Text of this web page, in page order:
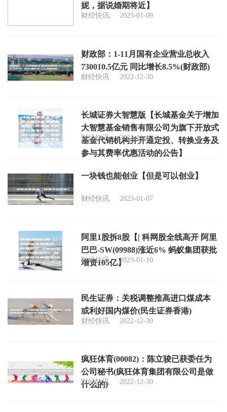
妮，据说婚期将近】
财经快讯 2023-01-09
财政部：1-11月国有企业营业总收入
730010.5亿元 同比增长8.5%(财政部)
财经快讯 2022-12-30
长城证券大智慧版【长城基金关于增加
大智慧基金销售有限公司为旗下开放式
基金代销机构并开通定投、转换业务及
参与其费率优惠活动的公告】
财经快讯 2023-01-12
一块钱也能创业【但是可以创业】
财经快讯 2023-01-07
阿里1股拆8股【| 科网股全线高开 阿里
巴巴-SW(09988)涨近6% 蚂蚁集团获批
增资105亿】
财经快讯 2023-01-10
民生证券：关税调整推高进口煤成本
或利好国内煤价(民生证券香港)
财经快讯 2022-12-30
疯狂体育(00082)：陈立骏已获委任为
公司秘书(疯狂体育集团有限公司是做
什么的)
财经快讯 2022-12-30